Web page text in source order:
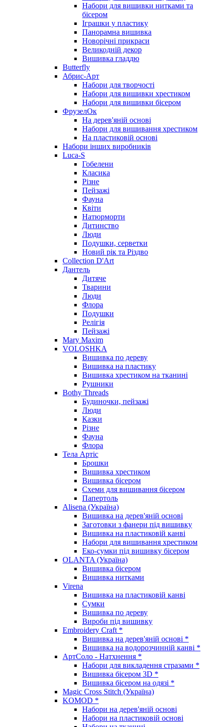
Набори для вишивки нитками та
бісером
Іграшки у пластику
Панорамна вишивка
Новорічні прикраси
Великодній декор
Вишивка гладдю
Butterfly
Абрис-Арт
Набори для творчості
Набори для вишивки хрестиком
Набори для вишивки бісером
ФрузелОк
На дерев'яній основі
Набори для вишивання хрестиком
На пластиковій основі
Набори інших виробників
Luca-S
Гобелени
Класика
Різне
Пейзажі
Фауна
Квіти
Натюрморти
Дитинство
Люди
Подушки, серветки
Новий рік та Різдво
Collection D'Art
Дантель
Дитяче
Тварини
Люди
Флора
Подушки
Релігія
Пейзажі
Mary Maxim
VOLOSHKA
Вишивка по дереву
Вишивка на пластику
Вишивка хрестиком на тканині
Рушники
Bothy Threads
Будиночки, пейзажі
Люди
Казки
Різне
Фауна
Флора
Тела Артіс
Брошки
Вишивка хрестиком
Вишивка бісером
Схеми для вишивання бісером
Папертоль
Alisena (Україна)
Вишивка на дерев'яній основі
Заготовки з фанери під вишивку
Вишивка на пластиковій канві
Набори для вишивання хрестиком
Еко-сумки під вишивку бісером
OLANTA (Україна)
Вишивка бісером
Вишивка нитками
Virena
Вишивка на пластиковій канві
Сумки
Вишивка по дереву
Вироби під вишивку
Embroidery Craft *
Вишивка на дерев'яній основі *
Вишивка на водорозчинній канві *
АртСоло - Натхнення *
Набори для викладення стразами *
Вишивка бісером 3D *
Вишивка бісером на одязі *
Magic Cross Stitch (Україна)
KOMOD *
Набори на дерев'яній основі
Набори на пластиковій основі